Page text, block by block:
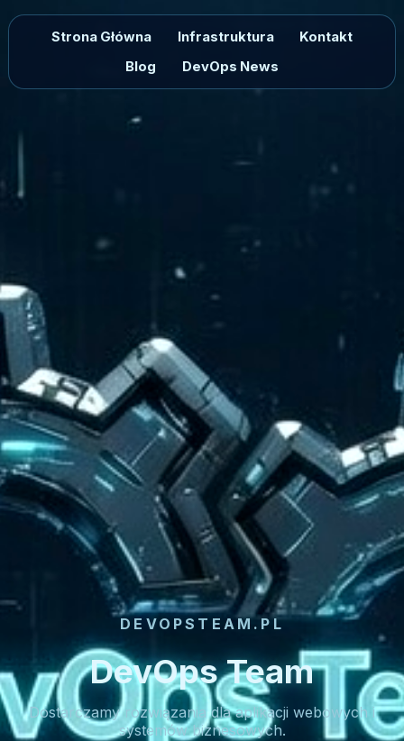
Strona Główna Infrastruktura
Kontakt
Blog
DevOps News
DEVOPSTEAM.PL
DevOps Team
Dostarczamy rozwiązania dla aplikacji webowych i
systemów biznesowych.